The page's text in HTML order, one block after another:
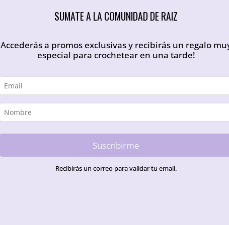
SUMATE A LA COMUNIDAD DE RAIZ
Accederás a promos exclusivas y recibirás un regalo
especial para crochetear en una tarde!
Suscribirme
Recibirás un correo para validar tu email.